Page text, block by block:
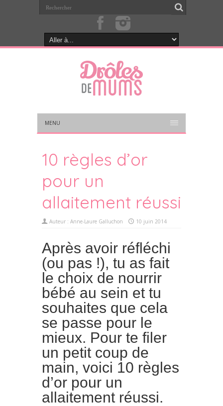
MENU
10 règles d’or
pour un
allaitement réussi
Auteur : Anne-Laure Galluchon 10 juin 2014
Après avoir réfléchi
(ou pas !), tu as fait
le choix de nourrir
bébé au sein et tu
souhaites que cela
se passe pour le
mieux. Pour te filer
un petit coup de
main, voici 10 règles
d’or pour un
allaitement réussi.